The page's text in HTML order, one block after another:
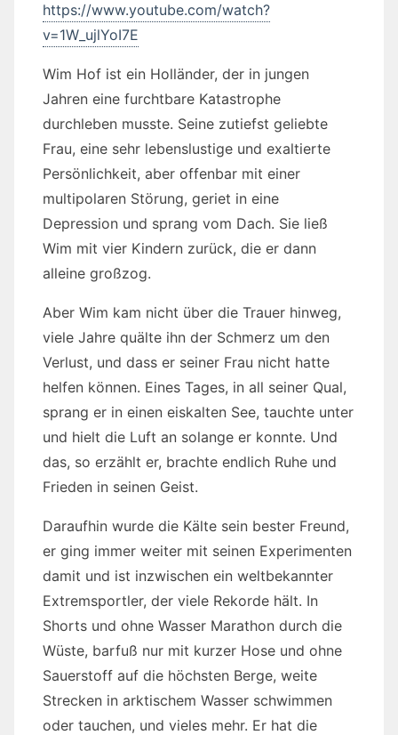
https://www.youtube.com/watch?
v=1W_ujlYoI7E
Wim Hof ist ein Holländer, der in jungen
Jahren eine furchtbare Katastrophe
durchleben musste. Seine zutiefst geliebte
Frau, eine sehr lebenslustige und exaltierte
Persönlichkeit, aber offenbar mit einer
multipolaren Störung, geriet in eine
Depression und sprang vom Dach. Sie ließ
Wim mit vier Kindern zurück, die er dann
alleine großzog.
Aber Wim kam nicht über die Trauer hinweg,
viele Jahre quälte ihn der Schmerz um den
Verlust, und dass er seiner Frau nicht hatte
helfen können. Eines Tages, in all seiner Qual,
sprang er in einen eiskalten See, tauchte unter
und hielt die Luft an solange er konnte. Und
das, so erzählt er, brachte endlich Ruhe und
Frieden in seinen Geist.
Daraufhin wurde die Kälte sein bester Freund,
er ging immer weiter mit seinen Experimenten
damit und ist inzwischen ein weltbekannter
Extremsportler, der viele Rekorde hält. In
Shorts und ohne Wasser Marathon durch die
Wüste, barfuß nur mit kurzer Hose und ohne
Sauerstoff auf die höchsten Berge, weite
Strecken in arktischem Wasser schwimmen
oder tauchen, und vieles mehr. Er hat die